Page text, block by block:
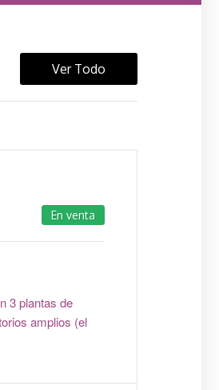
Ver Todo
En venta
3 plantas de
amplios (el